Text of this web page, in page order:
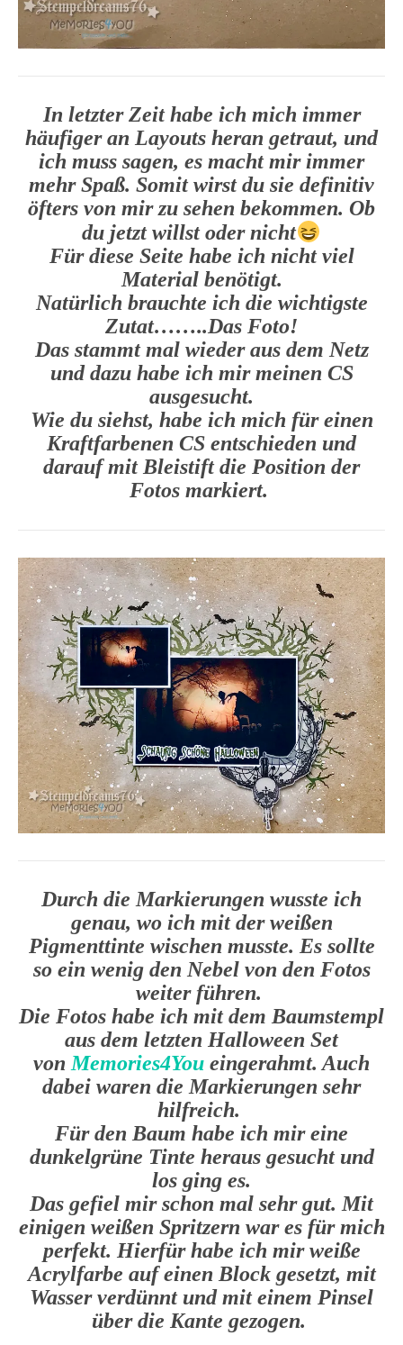
In letzter Zeit habe ich mich immer
häufiger an Layouts heran getraut, und
ich muss sagen, es macht mir immer
mehr Spaß. Somit wirst du sie definitiv
öfters von mir zu sehen bekommen. Ob
du jetzt willst oder nicht
Für diese Seite habe ich nicht viel
Material benötigt.
Natürlich brauchte ich die wichtigste
Zutat……..Das Foto!
Das stammt mal wieder aus dem Netz
und dazu habe ich mir meinen CS
ausgesucht.
Wie du siehst, habe ich mich für einen
Kraftfarbenen CS entschieden und
darauf mit Bleistift die Position der
Fotos markiert.
Durch die Markierungen wusste ich
genau, wo ich mit der weißen
Pigmenttinte wischen musste. Es sollte
so ein wenig den Nebel von den Fotos
weiter führen.
Die Fotos habe ich mit dem Baumstempl
aus dem letzten Halloween Set
vonMemories4You eingerahmt. Auch
dabei waren die Markierungen sehr
hilfreich.
Für den Baum habe ich mir eine
dunkelgrüne Tinte heraus gesucht und
los ging es.
Das gefiel mir schon mal sehr gut. Mit
einigen weißen Spritzern war es für mich
perfekt. Hierfür habe ich mir weiße
Acrylfarbe auf einen Block gesetzt, mit
Wasser verdünnt und mit einem Pinsel
über die Kante gezogen.